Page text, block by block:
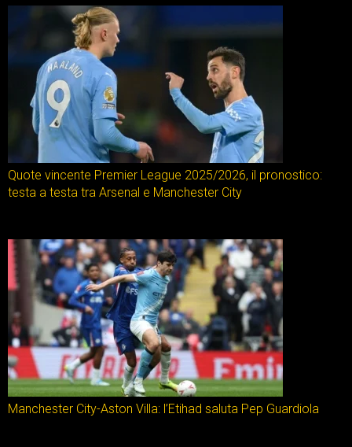
Quote vincente Premier League 2025/2026, il pronostico:
testa a testa tra Arsenal e Manchester City
Manchester City-Aston Villa: l’Etihad saluta Pep Guardiola